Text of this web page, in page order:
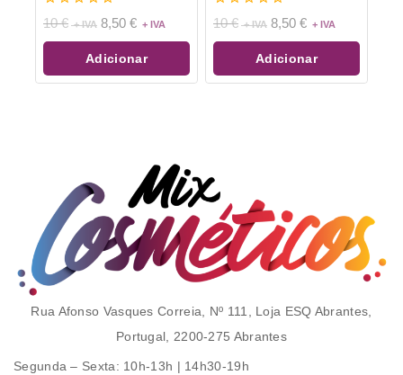
0
de
5
10€ 8,50 €
Adicionar
0
de
5
10€ 8,50 €
Adicionar
Rua Afonso Vasques Correia, Nº 111, Loja ESQ Abrantes,
Portugal, 2200-275 Abrantes
Segunda – Sexta: 10h-13h | 14h30-19h